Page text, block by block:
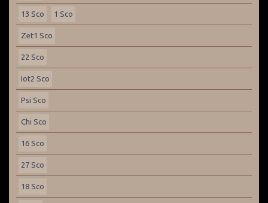
13 Sco 1 Sco
Zet1 Sco
22 Sco
Iot2 Sco
Psi Sco
Chi Sco
16 Sco
27 Sco
18 Sco